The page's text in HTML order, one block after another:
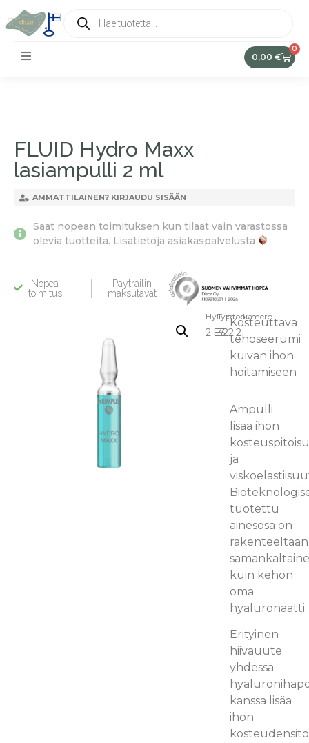
0,00 €
0
Hyllypaikka:
2.E3
Tuotenumero
322.2
Kosteuttava
tehoseerumi
kuivan ihon
hoitamiseen
Ampulli
lisää ihon
ja
tuotettu
ainesosa on
rakenteeltaan
kuin kehon
oma
hyaluronaatti.
Erityinen
hiivauute
yhdessä
kanssa lisää
ihon
FLUID Hydro Maxx
lasiampulli 2 ml
AMMATTILAINEN? KIRJAUDU SISÄÄN
Saat nopean toimituksen kun tilaat vain varastossa
olevia tuotteita. Lisätietoja asiakaspalvelusta
Nopea
toimitus
Paytrailin
maksutavat